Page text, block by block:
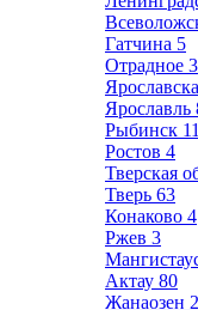
Гатчина 5
Отрадное 3
Ярославль
Рыбинск 11
Ростов 4
Тверская
Тверь 63
Конаково 4
Ржев 3
Актау 80
Жанаозен